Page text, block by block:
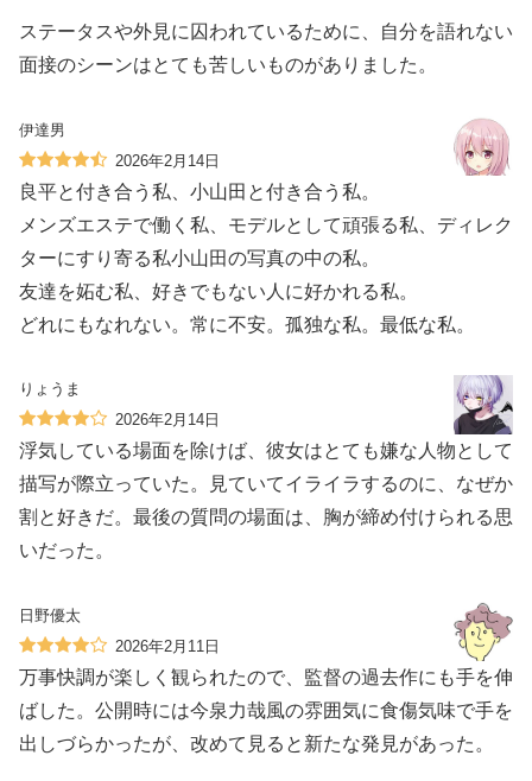
ステータスや外見に囚われているために、自分を語れない
面接のシーンはとても苦しいものがありました。
伊達男
2026年2月14日
良平と付き合う私、小山田と付き合う私。
メンズエステで働く私、モデルとして頑張る私、ディレク
ターにすり寄る私小山田の写真の中の私。
友達を妬む私、好きでもない人に好かれる私。
どれにもなれない。常に不安。孤独な私。最低な私。
りょうま
2026年2月14日
浮気している場面を除けば、彼女はとても嫌な人物として
描写が際立っていた。見ていてイライラするのに、なぜか
割と好きだ。最後の質問の場面は、胸が締め付けられる思
いだった。
日野優太
2026年2月11日
万事快調が楽しく観られたので、監督の過去作にも手を伸
ばした。公開時には今泉力哉風の雰囲気に食傷気味で手を
出しづらかったが、改めて見ると新たな発見があった。